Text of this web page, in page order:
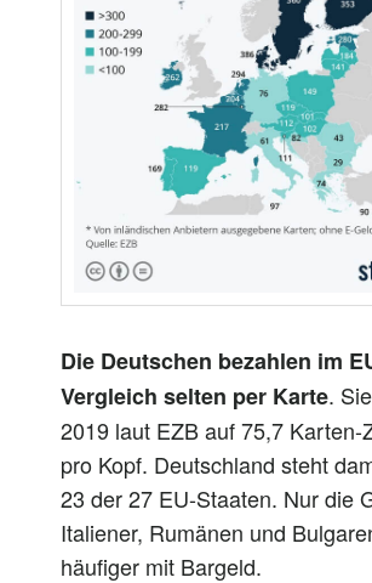
Die Deutschen bezahlen im
Vergleich selten per Karte.
2019 laut EZB auf 75,7 Karten-
pro Kopf. Deutschland steht
23 der 27 EU-Staaten. Nur die
Italiener, Rumänen und
häufiger mit Bargeld.